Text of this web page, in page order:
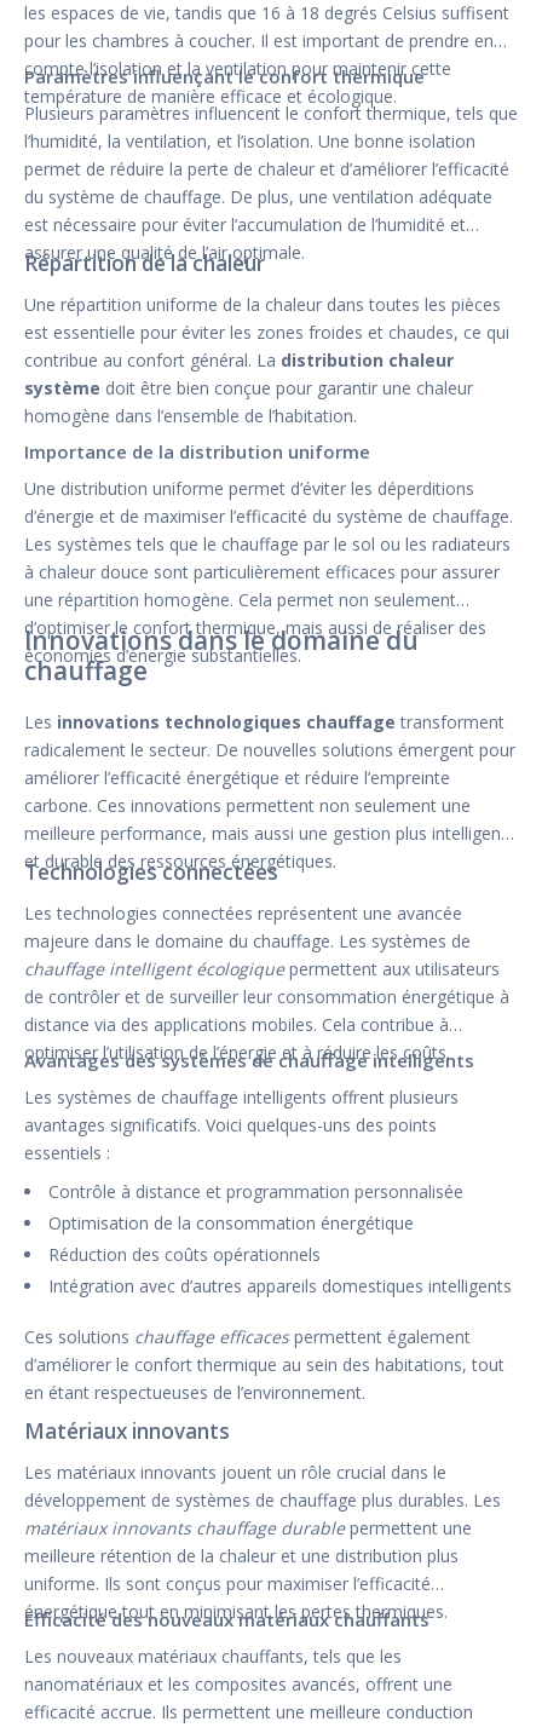
les espaces de vie, tandis que 16 à 18 degrés Celsius suffisent
pour les chambres à coucher. Il est important de prendre en
compte l’isolation et la ventilation pour maintenir cette
température de manière efficace et écologique.
Paramètres influençant le confort thermique
Plusieurs paramètres influencent le confort thermique, tels que
l’humidité, la ventilation, et l’isolation. Une bonne isolation
permet de réduire la perte de chaleur et d’améliorer l’efficacité
du système de chauffage. De plus, une ventilation adéquate
est nécessaire pour éviter l’accumulation de l’humidité et
assurer une qualité de l’air optimale.
Répartition de la chaleur
Une répartition uniforme de la chaleur dans toutes les pièces
est essentielle pour éviter les zones froides et chaudes, ce qui
contribue au confort général. La distribution chaleur
système doit être bien conçue pour garantir une chaleur
homogène dans l’ensemble de l’habitation.
Importance de la distribution uniforme
Une distribution uniforme permet d’éviter les déperditions
d’énergie et de maximiser l’efficacité du système de chauffage.
Les systèmes tels que le chauffage par le sol ou les radiateurs
à chaleur douce sont particulièrement efficaces pour assurer
une répartition homogène. Cela permet non seulement
d’optimiser le confort thermique, mais aussi de réaliser des
économies d’énergie substantielles.
Innovations dans le domaine du
chauffage
Les innovations technologiques chauffage transforment
radicalement le secteur. De nouvelles solutions émergent pour
améliorer l’efficacité énergétique et réduire l’empreinte
carbone. Ces innovations permettent non seulement une
meilleure performance, mais aussi une gestion plus intelligente
et durable des ressources énergétiques.
Technologies connectées
Les technologies connectées représentent une avancée
majeure dans le domaine du chauffage. Les systèmes de
chauffage intelligent écologiquepermettent aux utilisateurs
de contrôler et de surveiller leur consommation énergétique à
distance via des applications mobiles. Cela contribue à
optimiser l’utilisation de l’énergie et à réduire les coûts.
Avantages des systèmes de chauffage intelligents
Les systèmes de chauffage intelligents offrent plusieurs
avantages significatifs. Voici quelques-uns des points
essentiels :
Contrôle à distance et programmation personnalisée
Optimisation de la consommation énergétique
Réduction des coûts opérationnels
Intégration avec d’autres appareils domestiques intelligents
Ces solutions chauffage efficacespermettent également
d’améliorer le confort thermique au sein des habitations, tout
en étant respectueuses de l’environnement.
Matériaux innovants
Les matériaux innovants jouent un rôle crucial dans le
développement de systèmes de chauffage plus durables. Les
matériaux innovants chauffage durablepermettent une
meilleure rétention de la chaleur et une distribution plus
uniforme. Ils sont conçus pour maximiser l’efficacité
énergétique tout en minimisant les pertes thermiques.
Efficacité des nouveaux matériaux chauffants
Les nouveaux matériaux chauffants, tels que les
nanomatériaux et les composites avancés, offrent une
efficacité accrue. Ils permettent une meilleure conduction